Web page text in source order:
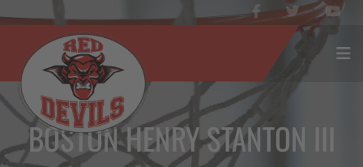
BOSTON HENRY STANTON III